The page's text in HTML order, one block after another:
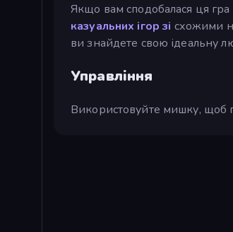
Якщо вам сподобалася ця
казуальних ігор зі схожими
ви знайдете свою ідеальну
Управління
Використовуйте мишку, щоб